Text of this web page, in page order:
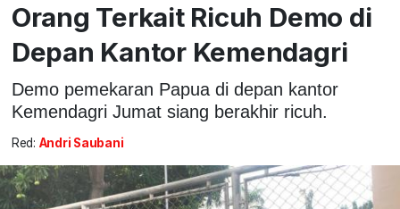
Orang Terkait Ricuh Demo di
Depan Kantor Kemendagri
Demo pemekaran Papua di depan kantor
Kemendagri Jumat siang berakhir ricuh.
Red: Andri Saubani